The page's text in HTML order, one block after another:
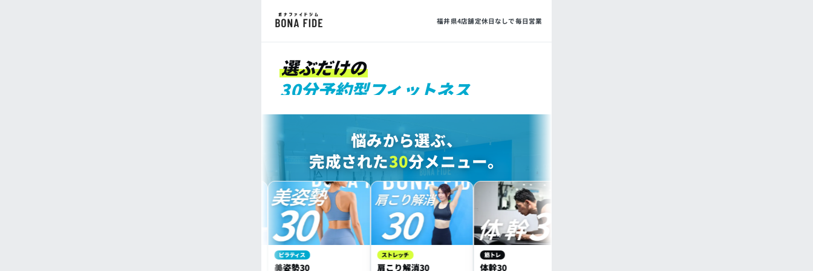
福井県4店舗定休日なしで毎日営業
選ぶだけの
30分予約型フィットネス
30
MIN FITNESS
悩みから選ぶ、
完成された30分メニュー。
ピラティス
美姿勢30
ストレッチ
肩こり解消30
筋トレ
体幹30